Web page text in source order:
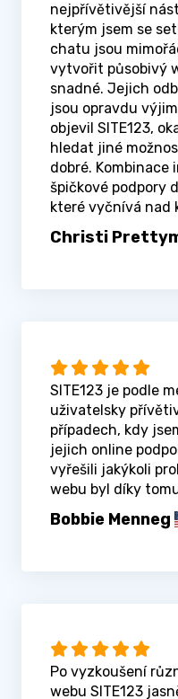
nejpřívětivější
kterým jsem se
chatu jsou
vytvořit působivý
snadné. Jejich
jsou opravdu
objevil SITE123,
hledat jiné
dobré.
špičkové podpory
které vyčnívá nad
Christi
SITE123 je podle
uživatelsky
případech, kdy
jejich online
vyřešili jakýkoli
webu byl díky
Bobbie Menneg
Po vyzkoušení
webu SITE123